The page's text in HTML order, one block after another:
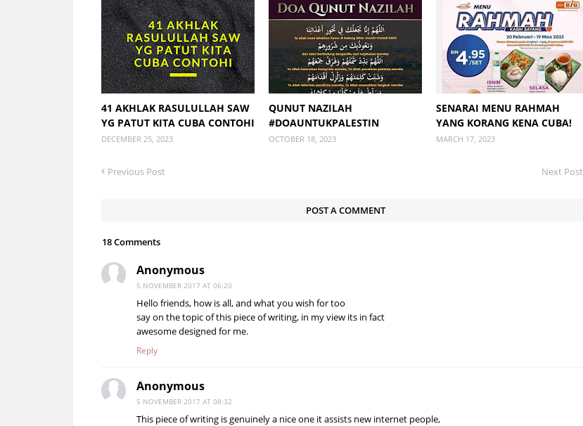
41 AKHLAK RASULULLAH SAW
YG PATUT KITA CUBA CONTOHI
DECEMBER 25, 2023
QUNUT NAZILAH
#DOAUNTUKPALESTIN
OCTOBER 18, 2023
SENARAI MENU RAHMAH
YANG KORANG KENA CUBA!
MARCH 17, 2023
Previous Post Next Post
POST A COMMENT
18 Comments
Anonymous
5 NOVEMBER 2017 AT 06:20
Hello friends, how is all, and what you wish for too
say on the topic of this piece of writing, in my view its in fact
awesome designed for me.
Reply
Anonymous
5 NOVEMBER 2017 AT 08:32
This piece of writing is genuinely a nice one it assists new internet people,